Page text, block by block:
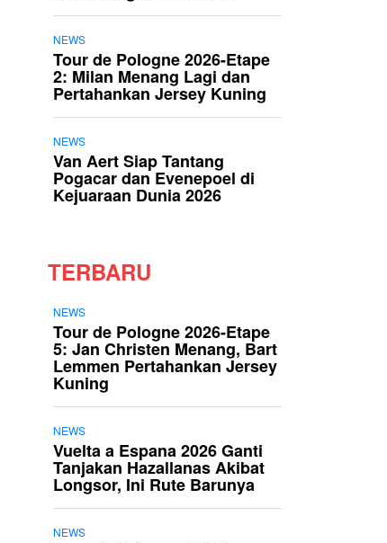
NEWS
Tour de Pologne 2026-Etape
2: Milan Menang Lagi dan
Pertahankan Jersey Kuning
NEWS
Van Aert Siap Tantang
Pogacar dan Evenepoel di
Kejuaraan Dunia 2026
TERBARU
NEWS
Tour de Pologne 2026-Etape
5: Jan Christen Menang, Bart
Lemmen Pertahankan Jersey
Kuning
NEWS
Vuelta a Espana 2026 Ganti
Tanjakan Hazallanas Akibat
Longsor, Ini Rute Barunya
NEWS